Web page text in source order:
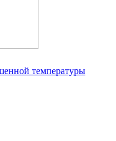
температуры